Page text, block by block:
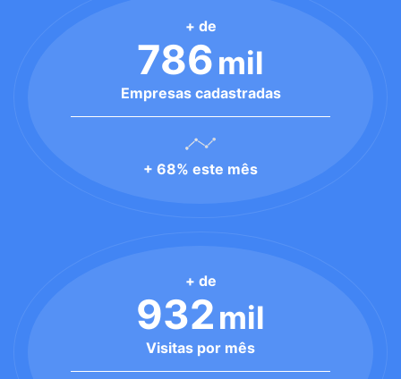
+ de
786mil
Empresas cadastradas
+ 68% este mês
+ de
932mil
Visitas por mês